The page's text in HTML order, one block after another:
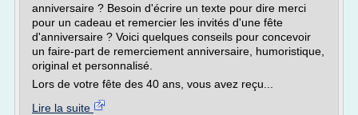
anniversaire ? Besoin d'écrire un texte pour dire merci
pour un cadeau et remercier les invités d'une fête
d'anniversaire ? Voici quelques conseils pour concevoir
un faire-part de remerciement anniversaire, humoristique,
original et personnalisé.
Lors de votre fête des 40 ans, vous avez reçu...
Lire la suite